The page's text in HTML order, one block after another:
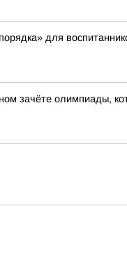
для
зачёте олимпиады,